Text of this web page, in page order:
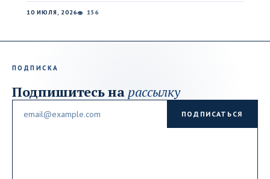
10 ИЮЛЯ, 2026👁 156
ПОДПИСКА
Подпишитесь на рассылку
ПОДПИСАТЬСЯ